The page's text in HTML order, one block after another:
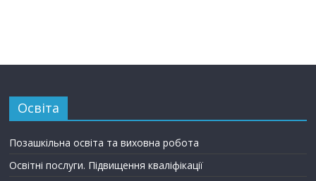
Освіта
Позашкільна освіта та виховна робота
Освітні послуги. Підвищення кваліфікації